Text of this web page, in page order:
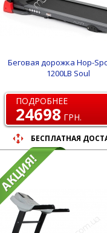
Беговая дорожка Hop-
1200LB Soul
ПОДРОБНЕЕ
24698 ГРН.
БЕСПЛАТНАЯ